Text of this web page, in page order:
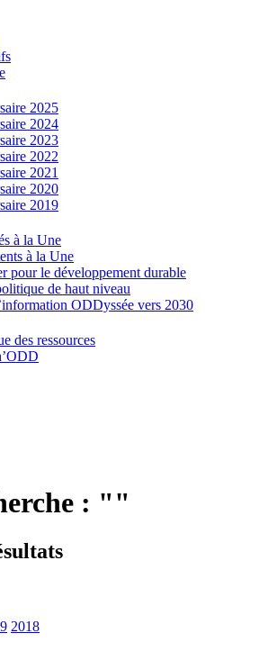
2025
2024
2023
2022
2021
2020
2019
à la Une
à la Une
pour le développement durable
de haut niveau
ODDyssée vers 2030
des ressources
: ""
2018